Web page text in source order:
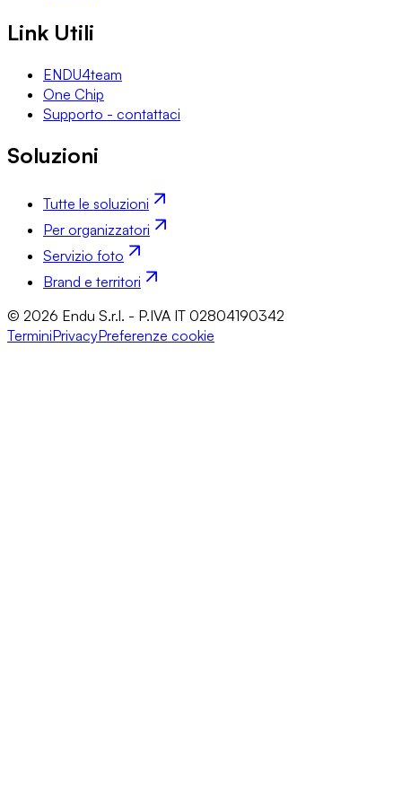
Link Utili
ENDU4team
One Chip
Supporto - contattaci
Soluzioni
Tutte le soluzioni
Per organizzatori
Servizio foto
Brand e territori
© 2026 Endu S.r.l. - P.IVA IT 02804190342
TerminiPrivacyPreferenze cookie